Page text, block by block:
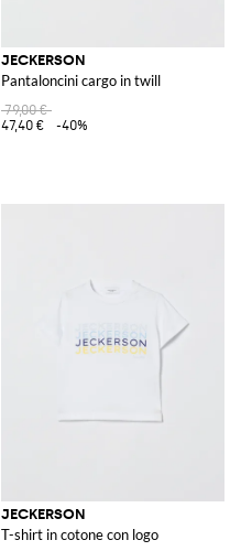
JECKERSON
Pantaloncini cargo in twill
79,00 €
47,40 €
-40%
JECKERSON
T-shirt in cotone con logo